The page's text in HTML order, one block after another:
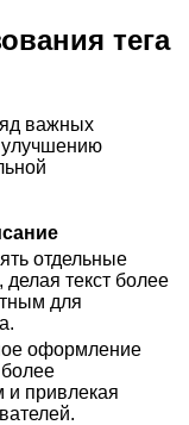
тега
важных
улучшению
отдельные
текст более
для
оформление
более
и привлекая